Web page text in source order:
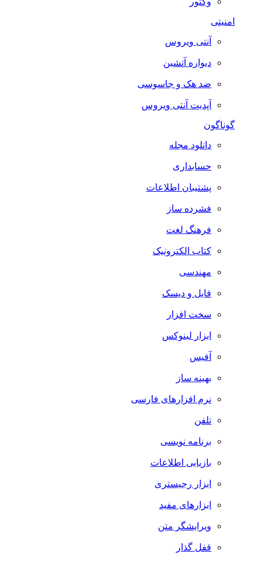
امنیتی
آنتی ویروس
دیواره آتشین
ضد هک و جاسوسی
آپدیت آنتی ویروس
گوناگون
دانلود مجله
حسابداری
پشتیبان اطلاعات
فشرده ساز
فرهنگ لغت
کتاب الکترونیک
مهندسی
فایل و دیسک
سخت افزار
ابزار لینوکس
آفیس
بهینه ساز
نرم افزارهای فارسی
تلفن
برنامه نویسی
بازیابی اطلاعات
ابزار رجیستری
ابزارهای مفید
ویرایشگر متن
قفل گذار